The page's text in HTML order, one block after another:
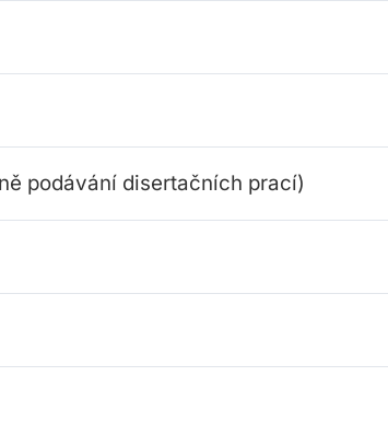
podávání disertačních prací)